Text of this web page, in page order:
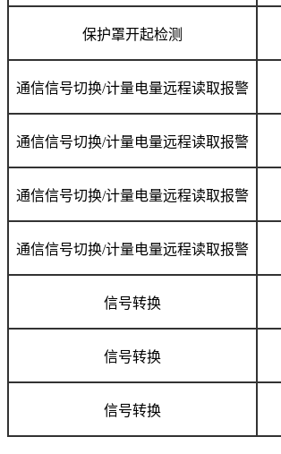
保护罩开起检测
通信信号切换/计量电量远程读取报警
通信信号切换/计量电量远程读取报警
通信信号切换/计量电量远程读取报警
通信信号切换/计量电量远程读取报警
信号转换
信号转换
信号转换